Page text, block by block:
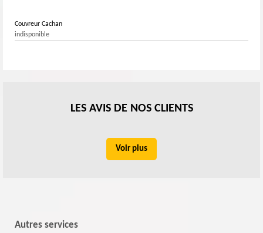
Couvreur Cachan
indisponible
LES AVIS DE NOS CLIENTS
Voir plus
Autres services